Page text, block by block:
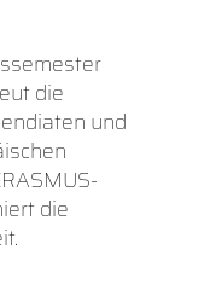
die
und
die